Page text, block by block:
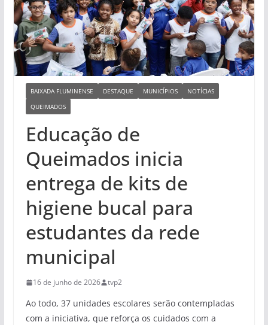
BAIXADA FLUMINENSE DESTAQUE MUNICÍPIOS
NOTÍCIAS
QUEIMADOS
Educação de
Queimados inicia
entrega de kits de
higiene bucal para
estudantes da rede
municipal
16 de junho de 2026 tvp2
Ao todo, 37 unidades escolares serão contempladas
com a iniciativa, que reforça os cuidados com a